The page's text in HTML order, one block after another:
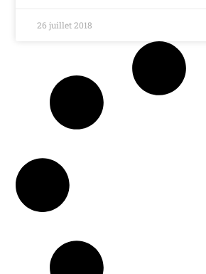
26 juillet 2018